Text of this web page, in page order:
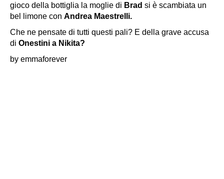
gioco della bottiglia la moglie di Brad si è scambiata un
bel limone con Andrea Maestrelli.
Che ne pensate di tutti questi pali? E della grave accusa
di Onestini a Nikita?
by emmaforever